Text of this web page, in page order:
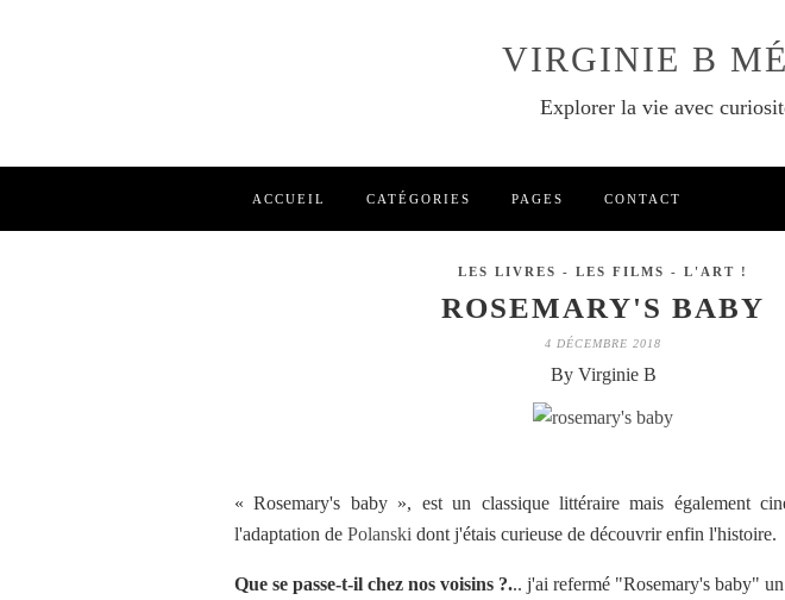
VIRGINIE B
Explorer la vie avec
ACCUEIL CATÉGORIES PAGES CONTACT
LES LIVRES - LES FILMS - L'ART !
ROSEMARY'S BABY
4 DÉCEMBRE 2018
By Virginie B
« Rosemary's baby », est un classique littéraire mais également
l'adaptation de Polanski dont j'étais curieuse de découvrir enfin l'histoire.
Que se passe-t-il chez nos voisins ?... j'ai refermé "Rosemary's baby"